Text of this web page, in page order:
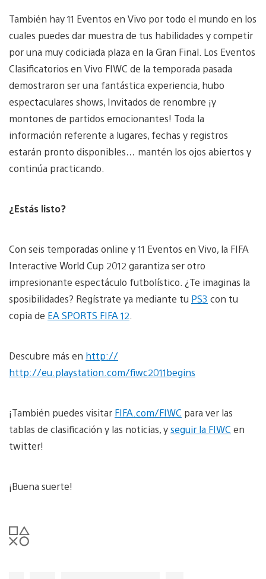
También hay 11 Eventos en Vivo por todo el mundo en los
cuales puedes dar muestra de tus habilidades y competir
por una muy codiciada plaza en la Gran Final. Los Eventos
Clasificatorios en Vivo FIWC de la temporada pasada
demostraron ser una fantástica experiencia, hubo
espectaculares shows, Invitados de renombre ¡y
montones de partidos emocionantes! Toda la
información referente a lugares, fechas y registros
estarán pronto disponibles… mantén los ojos abiertos y
continúa practicando.
¿Estás listo?
Con seis temporadas online y 11 Eventos en Vivo, la FIFA
Interactive World Cup 2012 garantiza ser otro
impresionante espectáculo futbolístico. ¿Te imaginas la
sposibilidades? Regístrate ya mediante tu PS3 con tu
copia de EA SPORTS FIFA 12
Descubre más en http://
http://eu.playstation.com/fiwc2011begins
¡También puedes visitar FIFA.com/FIWC para ver las
tablas de clasificación y las noticias, yseguir la FIWC en
twitter!
¡Buena suerte!